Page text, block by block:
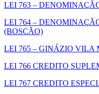
LEI 763 –
LEI 764 –
(BOSCÃO)
LEI 765 – GINÁZIO VILA
LEI 766 CREDITO
LEI 767 CREDITO